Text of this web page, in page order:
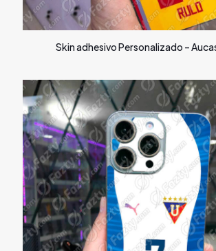
Skin adhesivo Personalizado –